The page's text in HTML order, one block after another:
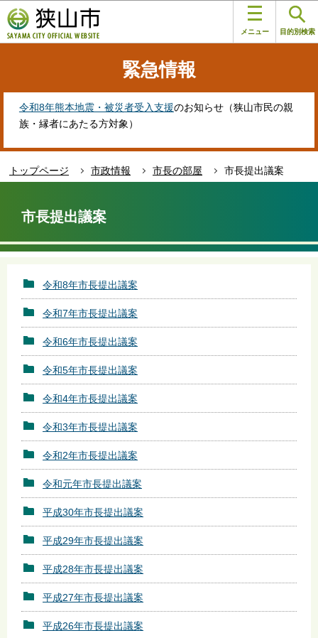
の
ペ
す
メニュー 目的別検索
緊急情報
令和8年熊本地震・被災者受入支援のお知らせ（狭山市民の親
族・縁者にあたる方対象）
トップページ 市政情報 市長の部屋
市長提出議案
か
市長提出議案
令和8年市長提出議案
令和7年市長提出議案
令和6年市長提出議案
令和5年市長提出議案
令和4年市長提出議案
令和3年市長提出議案
令和2年市長提出議案
令和元年市長提出議案
平成30年市長提出議案
平成29年市長提出議案
平成28年市長提出議案
平成27年市長提出議案
平成26年市長提出議案